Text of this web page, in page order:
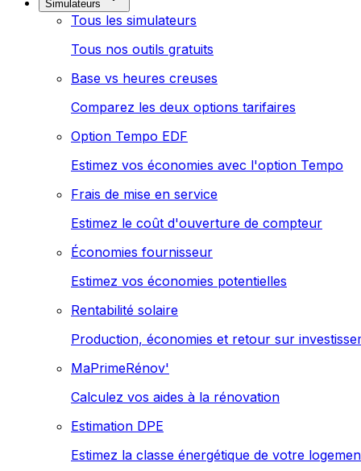
Simulateurs
Tous les simulateurs
Tous nos outils gratuits
Base vs heures creuses
Comparez les deux options tarifaires
Option Tempo EDF
Estimez vos économies avec l'option Tempo
Frais de mise en service
Estimez le coût d'ouverture de compteur
Économies fournisseur
Estimez vos économies potentielles
Rentabilité solaire
Production, économies et retour sur
MaPrimeRénov'
Calculez vos aides à la rénovation
Estimation DPE
Estimez la classe énergétique de votre